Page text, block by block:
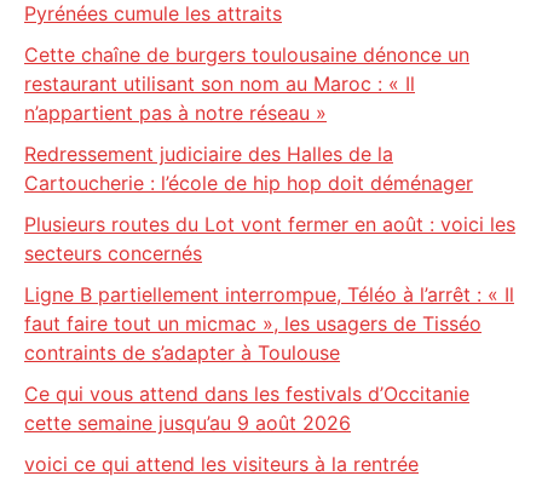
Pyrénées cumule les attraits
Cette chaîne de burgers toulousaine dénonce un
restaurant utilisant son nom au Maroc : « Il
n’appartient pas à notre réseau »
Redressement judiciaire des Halles de la
Cartoucherie : l’école de hip hop doit déménager
Plusieurs routes du Lot vont fermer en août : voici les
secteurs concernés
Ligne B partiellement interrompue, Téléo à l’arrêt : « Il
faut faire tout un micmac », les usagers de Tisséo
contraints de s’adapter à Toulouse
Ce qui vous attend dans les festivals d’Occitanie
cette semaine jusqu’au 9 août 2026
voici ce qui attend les visiteurs à la rentrée